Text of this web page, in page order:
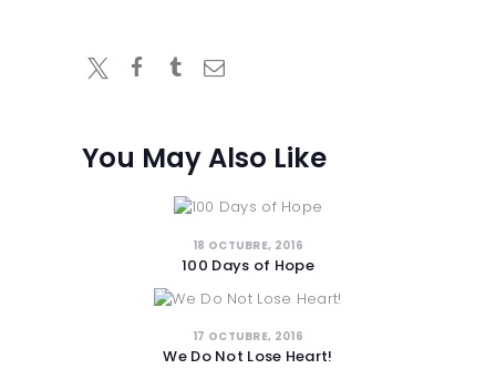
You May Also Like
18 OCTUBRE, 2016
100 Days of Hope
17 OCTUBRE, 2016
We Do Not Lose Heart!